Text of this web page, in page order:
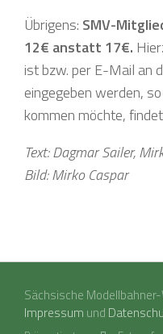
Übrigens: SMV-
12€ anstatt 17€.
ist bzw. per E-Mail an
eingegeben werden,
kommen möchte,
Text: Dagmar Sailer,
Bild: Mirko Caspar
Sächsische
Impressum und